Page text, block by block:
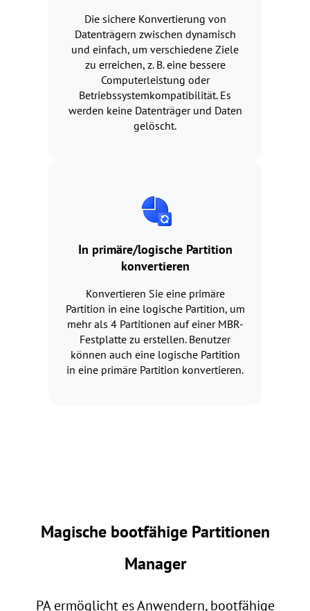
Die sichere Konvertierung von
Datenträgern zwischen dynamisch
und einfach, um verschiedene Ziele
zu erreichen, z. B. eine bessere
Computerleistung oder
Betriebssystemkompatibilität. Es
werden keine Datenträger und Daten
gelöscht.
In primäre/logische Partition
konvertieren
Konvertieren Sie eine primäre
Partition in eine logische Partition, um
mehr als 4 Partitionen auf einer MBR-
Festplatte zu erstellen. Benutzer
können auch eine logische Partition
in eine primäre Partition konvertieren.
Magische bootfähige Partitionen
Manager
PA ermöglicht es Anwendern, bootfähige